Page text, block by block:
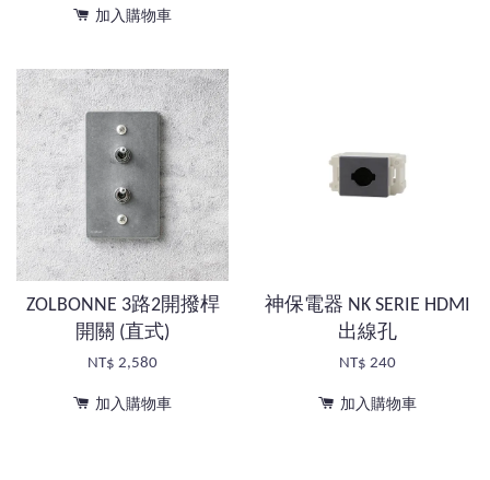
加入購物車
ZOLBONNE 3路2開撥桿
開關 (直式)
NT$ 2,580
加入購物車
神保電器 NK SERIE HDMI
出線孔
NT$ 240
加入購物車